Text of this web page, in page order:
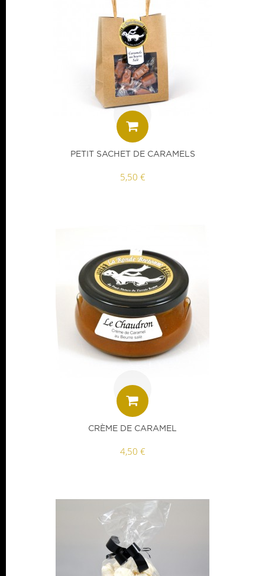
PETIT SACHET DE CARAMELS
5,50 €
CRÈME DE CARAMEL
4,50 €